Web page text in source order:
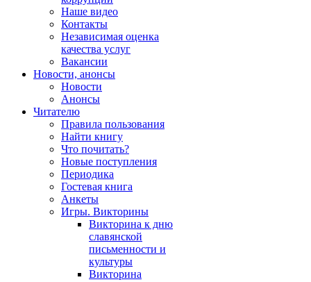
Наше видео
Контакты
Независимая оценка
качества услуг
Вакансии
Новости, анонсы
Новости
Анонсы
Читателю
Правила пользования
Найти книгу
Что почитать?
Новые поступления
Периодика
Гостевая книга
Анкеты
Игры. Викторины
Викторина к дню
славянской
письменности и
культуры
Викторина